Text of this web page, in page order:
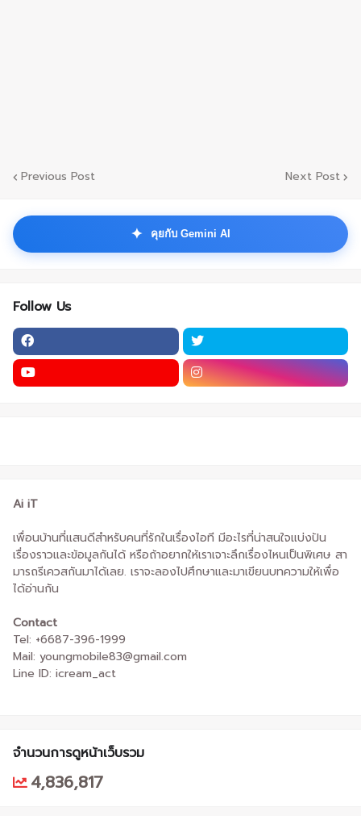
Previous Post Next Post
✦ คุยกับ Gemini AI
Follow Us
Ai iT
เพื่อนบ้านที่แสนดีสำหรับคนที่รักในเรื่องไอที มีอะไรที่น่าสนใจแบ่งปัน
เรื่องราวและข้อมูลกันได้ หรือถ้าอยากให้เราเจาะลึกเรื่องไหนเป็นพิเศษ สา
มารถรีเควสกันมาได้เลย. เราจะลองไปศึกษาและมาเขียนบทความให้เพื่อ
ได้อ่านกัน
Contact
Tel: +6687-396-1999
Mail: youngmobile83@gmail.com
Line ID: icream_act
จำนวนการดูหน้าเว็บรวม
4,836,817